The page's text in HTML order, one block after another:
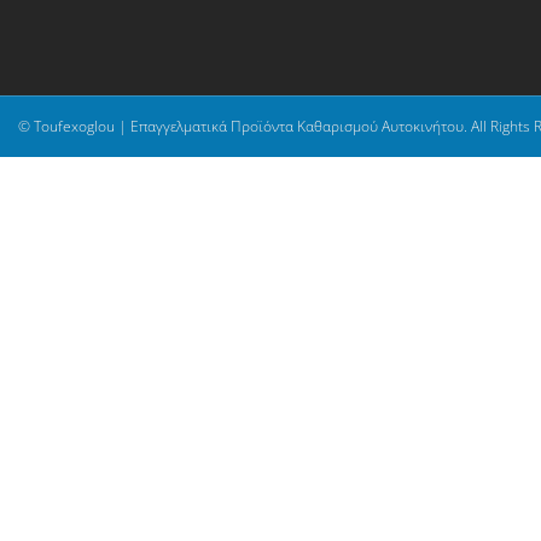
© Toufexoglou | Επαγγελματικά Προϊόντα Καθαρισμού Αυτοκινήτου. All Rights